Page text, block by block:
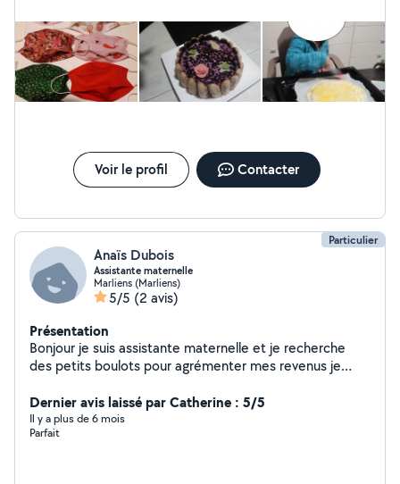
Voir le profil Contacter
Particulier
Anaïs Dubois
Assistante maternelle
Marliens (Marliens)
5/5 (2 avis)
Présentation
Bonjour je suis assistante maternelle et je recherche
des petits boulots pour agrémenter mes revenus je
courses... n'hésitez pas à me contacter
Dernier avis laissé par Catherine : 5/5
Il y a plus de 6 mois
Parfait